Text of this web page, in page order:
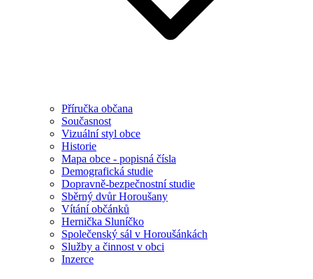
Příručka občana
Současnost
Vizuální styl obce
Historie
Mapa obce - popisná čísla
Demografická studie
Dopravně-bezpečnostní studie
Sběrný dvůr Horoušany
Vítání občánků
Hernička Sluníčko
Společenský sál v Horoušánkách
Služby a činnost v obci
Inzerce